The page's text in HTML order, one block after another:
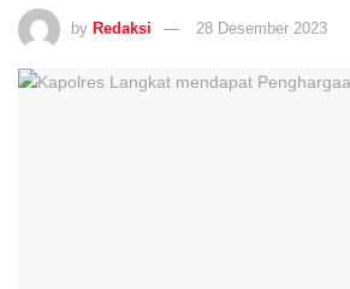
by Redaksi 28 Desember 2023